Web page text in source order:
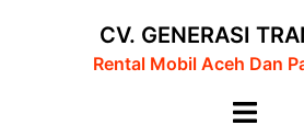
CV. GENERASI
Rental Mobil Aceh Dan
Menu